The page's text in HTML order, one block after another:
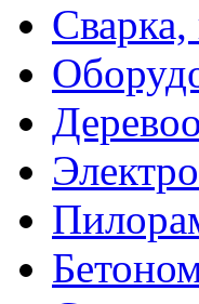
Сварка,